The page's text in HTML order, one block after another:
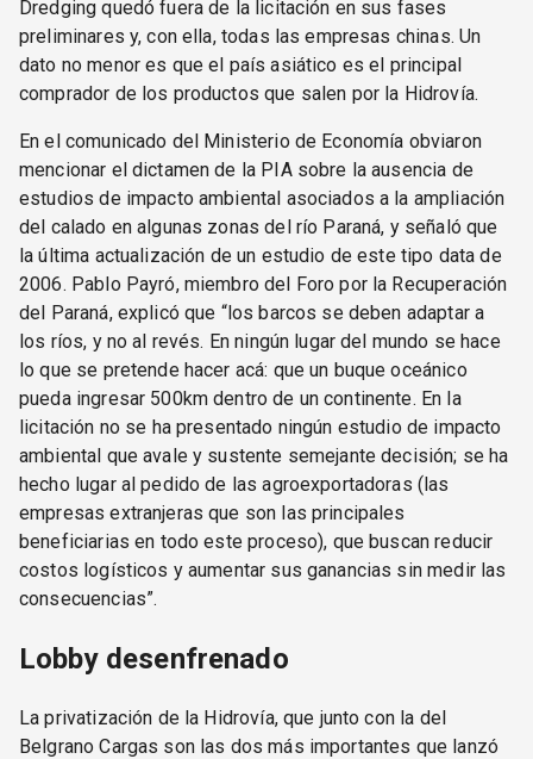
Dredging quedó fuera de la licitación en sus fases
preliminares y, con ella, todas las empresas chinas. Un
dato no menor es que el país asiático es el principal
comprador de los productos que salen por la Hidrovía.
En el comunicado del Ministerio de Economía obviaron
mencionar el dictamen de la PIA sobre la ausencia de
estudios de impacto ambiental asociados a la ampliación
del calado en algunas zonas del río Paraná, y señaló que
la última actualización de un estudio de este tipo data de
2006. Pablo Payró, miembro del Foro por la Recuperación
del Paraná, explicó que “los barcos se deben adaptar a
los ríos, y no al revés. En ningún lugar del mundo se hace
lo que se pretende hacer acá: que un buque oceánico
pueda ingresar 500km dentro de un continente. En la
licitación no se ha presentado ningún estudio de impacto
ambiental que avale y sustente semejante decisión; se ha
hecho lugar al pedido de las agroexportadoras (las
empresas extranjeras que son las principales
beneficiarias en todo este proceso), que buscan reducir
costos logísticos y aumentar sus ganancias sin medir las
consecuencias”.
Lobby desenfrenado
La privatización de la Hidrovía, que junto con la del
Belgrano Cargas son las dos más importantes que lanzó